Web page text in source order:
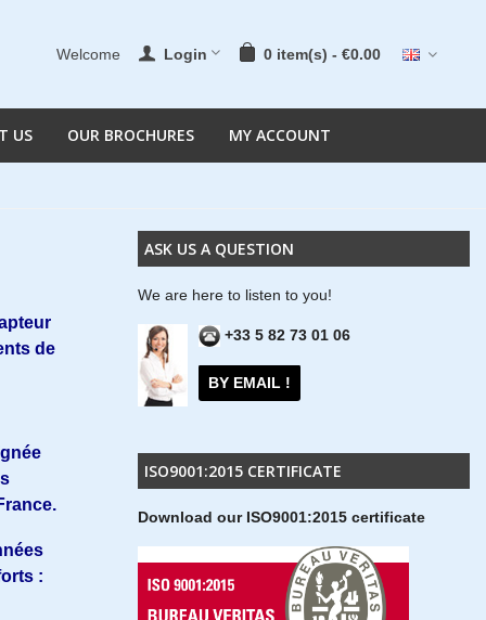
Welcome Login 0 item(s) - €0.00
US OUR BROCHURES MY ACCOUNT
ASK US A QUESTION
We are here to listen to you!
+33 5 82 73 01 06
BY EMAIL !
ISO9001:2015 CERTIFICATE
Download our ISO9001:2015 certificate
de
: